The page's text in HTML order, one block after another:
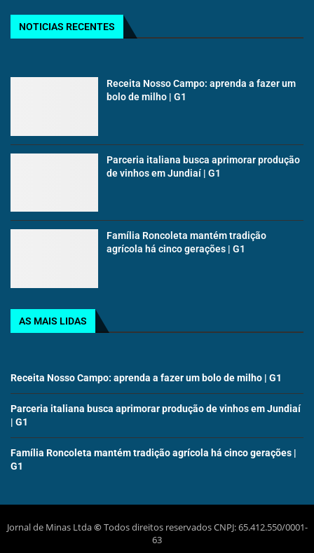
NOTICIAS RECENTES
Receita Nosso Campo: aprenda a fazer um
bolo de milho | G1
Parceria italiana busca aprimorar produção
de vinhos em Jundiaí | G1
Família Roncoleta mantém tradição
agrícola há cinco gerações | G1
AS MAIS LIDAS
Receita Nosso Campo: aprenda a fazer um bolo de milho | G1
Parceria italiana busca aprimorar produção de vinhos em Jundiaí
| G1
Família Roncoleta mantém tradição agrícola há cinco gerações |
G1
Jornal de Minas Ltda©Todos direitos reservados CNPJ: 65.412.550/0001-
63